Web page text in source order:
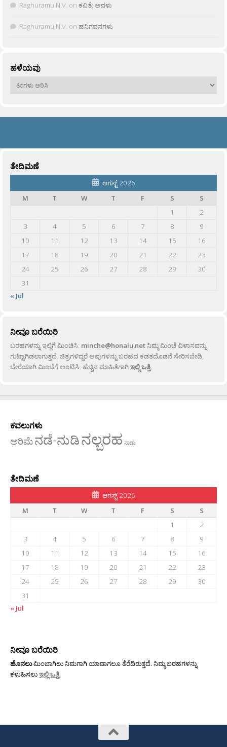
Raghuramu N.V. on ಕವಿತೆ: ಅವಳು
Raghuramu N.V. on ಹನಿಗವನಗಳು
ಹಳೆಯವು
ಹಳೆಯವು
ತೇದಿಮಣೆ
ಆಗಸ್ಟ್ 2026
M
T W T F S
S
1
2
3
4 5 6 7 8
9
10
11 12 13 14 15
16
17
18 19 20 21 22
23
24
25 26 27 28 29
30
31
« Jul
ನೀವೂ ಬರೆಯಿರಿ
ಬರಹಗಳನ್ನು ಇಲ್ಲಿಗೆ ಮಿಂಚಿಸಿ: minche@honalu.netನಿಮ್ಮ ಮಿಂಚೆ ವಿಳಾಸವನ್ನು
ಗುಟ್ಟಾಗಿಡಲಾಗುತ್ತದೆ. ಚಿತ್ರಗಳಿದ್ದರೆ ಅವುಗಳನ್ನು ಬರಹದ ಕಡತದೊಡನೆ ಸೇರಿಸಬೇಡಿ,
ಬೇರೆಯಾಗಿ ಮಿಂಚೆಗೆ ಅಂಟಿಸಿ. ಹೆಚ್ಚಿನ ಮಾಹಿತಿಗಾಗಿಇಲ್ಲಿ ಒತ್ತಿ.
ಕವಲುಗಳು
ಅರಿಮೆನಡೆ-ನುಡಿನಲ್ಬರಹ ನಾಡು
ತೇದಿಮಣೆ
ಆಗಸ್ಟ್ 2026
M
T W T F S
S
1
2
3
4 5 6 7 8
9
10
11 12 13 14 15
16
17
18 19 20 21 22
23
24
25 26 27 28 29
30
31
« Jul
ನೀವೂ ಬರೆಯಿರಿ
ಹೊನಲುಮಿಂಬಾಗಿಲು ನಿಮಗಾಗಿ ಯಾವಾಗಲೂ ತೆರೆದಿರುತ್ತದೆ. ನಿಮ್ಮ ಬರಹಗಳನ್ನು
ಕಳುಹಿಸಲುಇಲ್ಲಿ ಒತ್ತಿ.